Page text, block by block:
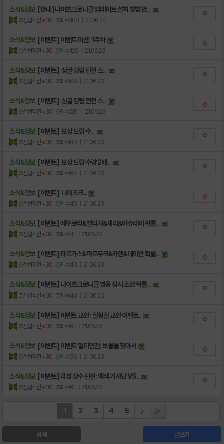
소식&정보 [안내] 나이츠크로니클 업데이트 설치 방법 안..
조선협객전 +30 조회수:108 | 21.06.24
0
소식&정보 [이벤트] 이벤트 미션: 1주차
조선협객전 +30 조회수:125 | 21.06.23
0
소식&정보 [이벤트] 싱글 강림 던전 스..
조선협객전 +30 조회수:98 | 21.06.23
0
소식&정보 [이벤트] 싱글 강림 던전 스..
조선협객전 +30 조회수:281 | 21.06.23
0
소식&정보 [이벤트] 보상 드랍 수..
조선협객전 +30 조회수:80 | 21.06.23
0
소식&정보 [이벤트] 보상 드랍 수량 2배..
조선협객전 +30 조회수:67 | 21.06.23
0
소식&정보 [이벤트] 나이츠크..
조선협객전 +30 조회수:49 | 21.06.23
0
소식&정보 [이벤트] 에우로라&멜리사&셰리&아슈레이 확률..
조선협객전 +30 조회수:41 | 21.06.23
0
소식&정보 [이벤트] 타르가스&마르두크&카렌&데미안 확률..
조선협객전 +30 조회수:43 | 21.06.23
0
소식&정보 [이벤트] 나이츠크로니클 영웅 상시 소환 확률..
조선협객전 +30 조회수:48 | 21.06.23
0
소식&정보 [이벤트] 이벤트 교환 : 실험실 교환 이벤트..
조선협객전 +30 조회수:61 | 21.06.23
0
소식&정보 [이벤트] 이벤트 멀티던전: 보물을 찾아서
조선협객전 +30 조회수:56 | 21.06.23
0
소식&정보 [이벤트] 각성 정수 던전: 백색 기사단 VS..
조선협객전 +30 조회수:61 | 21.06.23
0
1 2 3 4 5
검색 글쓰기